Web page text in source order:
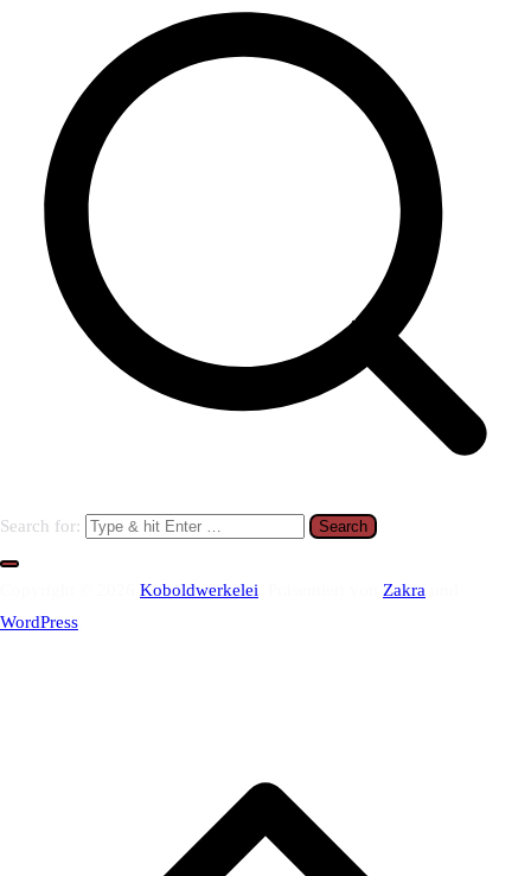
Search for:
Koboldwerkelei Zakra
WordPress